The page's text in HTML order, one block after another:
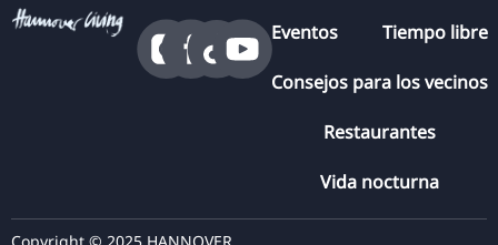
Eventos Tiempo libre
Consejos para los vecinos
Restaurantes
Vida nocturna